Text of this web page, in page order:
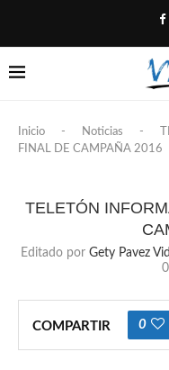
Inicio - Noticias -
FINAL DE CAMPAÑA 2016
TELETÓN
Editado por Gety Pavez
COMPARTIR 0